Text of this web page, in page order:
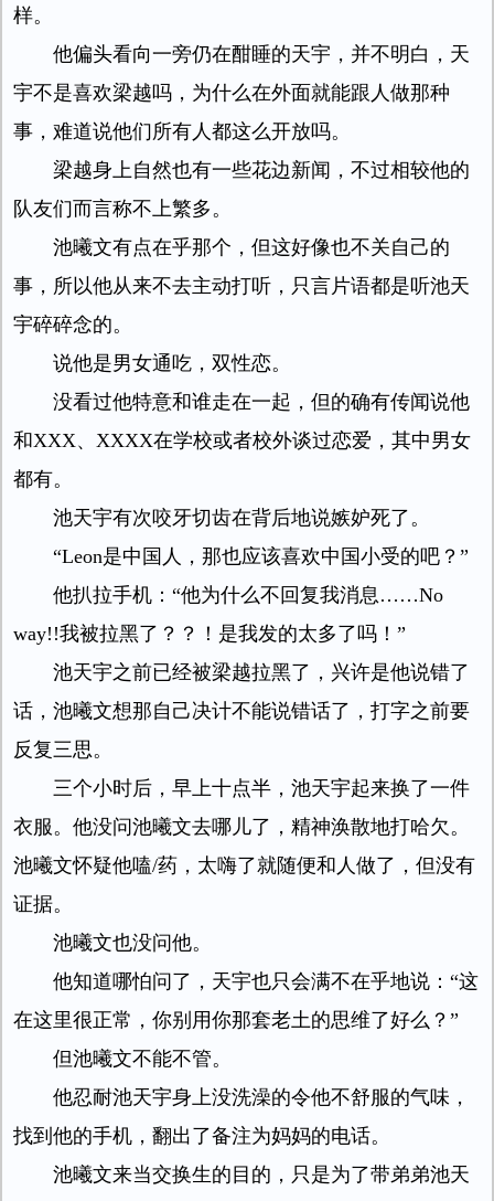
样。
他偏头看向一旁仍在酣睡的天宇，并不明白，天
宇不是喜欢梁越吗，为什么在外面就能跟人做那种
事，难道说他们所有人都这么开放吗。
梁越身上自然也有一些花边新闻，不过相较他的
队友们而言称不上繁多。
池曦文有点在乎那个，但这好像也不关自己的
事，所以他从来不去主动打听，只言片语都是听池天
宇碎碎念的。
说他是男女通吃，双性恋。
没看过他特意和谁走在一起，但的确有传闻说他
和XXX、XXXX在学校或者校外谈过恋爱，其中男女
都有。
池天宇有次咬牙切齿在背后地说嫉妒死了。
“Leon是中国人，那也应该喜欢中国小受的吧？”
他扒拉手机：“他为什么不回复我消息……No
way!!我被拉黑了？？！是我发的太多了吗！”
池天宇之前已经被梁越拉黑了，兴许是他说错了
话，池曦文想那自己决计不能说错话了，打字之前要
反复三思。
三个小时后，早上十点半，池天宇起来换了一件
衣服。他没问池曦文去哪儿了，精神涣散地打哈欠。
池曦文怀疑他嗑/药，太嗨了就随便和人做了，但没有
证据。
池曦文也没问他。
他知道哪怕问了，天宇也只会满不在乎地说：“这
在这里很正常，你别用你那套老土的思维了好么？”
但池曦文不能不管。
他忍耐池天宇身上没洗澡的令他不舒服的气味，
找到他的手机，翻出了备注为妈妈的电话。
池曦文来当交换生的目的，只是为了带弟弟池天